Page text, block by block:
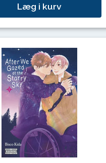
Læg i kurv